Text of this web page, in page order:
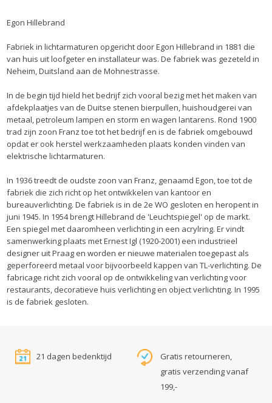
Egon Hillebrand
Fabriek in lichtarmaturen opgericht door Egon Hillebrand in 1881 die
van huis uit loofgeter en installateur was. De fabriek was gezeteld in
Neheim, Duitsland aan de Mohnestrasse.
In de begin tijd hield het bedrijf zich vooral bezig met het maken van
afdekplaatjes van de Duitse stenen bierpullen, huishoudgerei van
metaal, petroleum lampen en storm en wagen lantarens. Rond 1900
trad zijn zoon Franz toe tot het bedrijf en is de fabriek omgebouwd
opdat er ook herstel werkzaamheden plaats konden vinden van
elektrische lichtarmaturen.
In 1936 treedt de oudste zoon van Franz, genaamd Egon, toe tot de
fabriek die zich richt op het ontwikkelen van kantoor en
bureauverlichting. De fabriek is in de 2e WO gesloten en heropent in
juni 1945. In 1954 brengt Hillebrand de 'Leuchtspiegel' op de markt.
Een spiegel met daaromheen verlichting in een acrylring. Er vindt
samenwerking plaats met Ernest Igl (1920-2001) een industrieel
designer uit Praag en worden er nieuwe materialen toegepast als
geperforeerd metaal voor bijvoorbeeld kappen van TL-verlichting. De
fabricage richt zich vooral op de ontwikkeling van verlichting voor
restaurants, decoratieve huis verlichting en object verlichting. In 1995
is de fabriek gesloten.
21 dagen bedenktijd
Gratis retourneren,
gratis verzending vanaf
199,-